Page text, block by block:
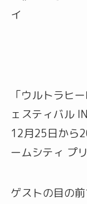
イ
「ウルトラヒ
ェスティバル
12月25日から
ームシティ プ
ゲストの目の